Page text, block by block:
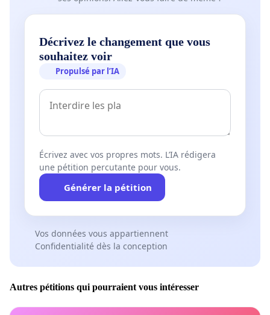
Décrivez le changement que vous
souhaitez voir
Propulsé par l’IA
Écrivez avec vos propres mots. L’IA rédigera
une pétition percutante pour vous.
Générer la pétition
Vos données vous appartiennent
Confidentialité dès la conception
Autres pétitions qui pourraient vous intéresser